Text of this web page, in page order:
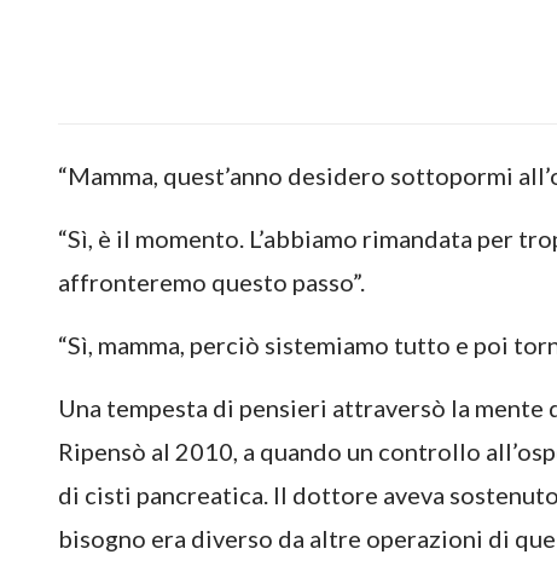
“Mamma, quest’anno desidero sottopormi
“Sì, è il momento. L’abbiamo rimandata per
affronteremo questo passo”.
“Sì, mamma, perciò sistemiamo tutto e poi
Una tempesta di pensieri attraversò la
Ripensò al 2010, a quando un controllo
di cisti pancreatica. Il dottore aveva
bisogno era diverso da altre operazioni di